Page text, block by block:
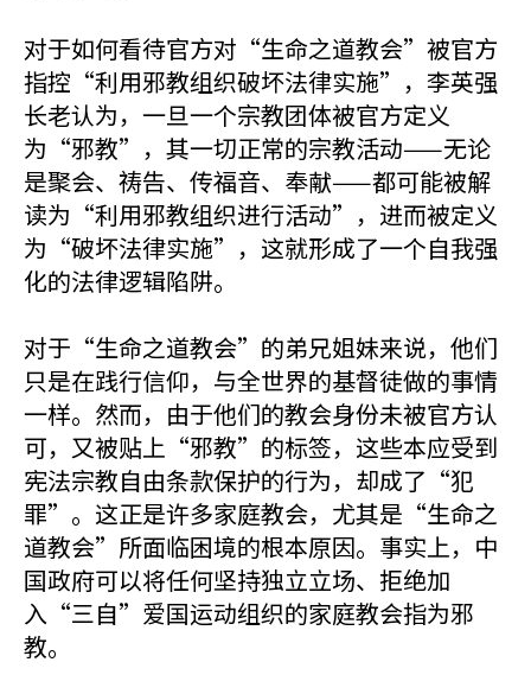
对于如何看待官方对“生命之道教会”被官方
指控“利用邪教组织破坏法律实施”，李英强
长老认为，一旦一个宗教团体被官方定义
为“邪教”，其一切正常的宗教活动——无论
是聚会、祷告、传福音、奉献——都可能被解
读为“利用邪教组织进行活动”，进而被定义
为“破坏法律实施”，这就形成了一个自我强
化的法律逻辑陷阱。
对于“生命之道教会”的弟兄姐妹来说，他们
只是在践行信仰，与全世界的基督徒做的事情
一样。然而，由于他们的教会身份未被官方认
可，又被贴上“邪教”的标签，这些本应受到
宪法宗教自由条款保护的行为，却成了“犯
罪”。这正是许多家庭教会，尤其是“生命之
道教会”所面临困境的根本原因。事实上，中
国政府可以将任何坚持独立立场、拒绝加
入“三自”爱国运动组织的家庭教会指为邪
教。